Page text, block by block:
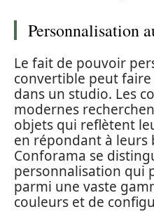
Personnalisation
Le fait de pouvoir
convertible peut
dans un studio. Les
modernes
objets qui reflètent
en répondant à leurs
Conforama se
personnalisation qui
parmi une vaste
couleurs et de